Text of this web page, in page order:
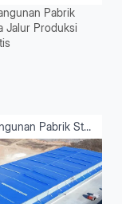
Proyek Bangunan Pabrik Struktur Baja Jalur Produksi Kaca Otomatis